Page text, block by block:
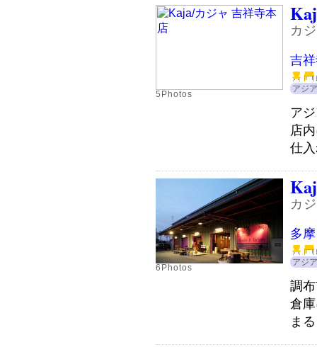
5Photos
カ
吉
アジ
ア
店
仕
6Photos
カ
多摩
アジ
調
倉
ま